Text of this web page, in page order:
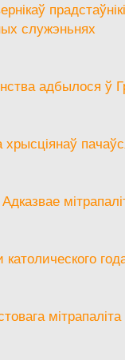
служэньнях
адбылося ў
хрысціянаў
мітрапаліта